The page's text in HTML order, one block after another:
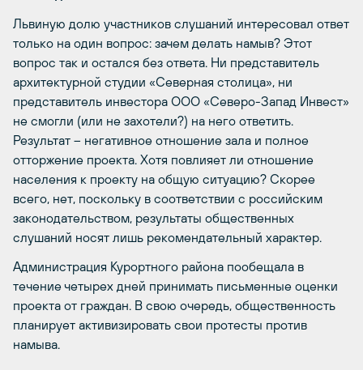
Львиную долю участников слушаний интересовал ответ
только на один вопрос: зачем делать намыв? Этот
вопрос так и остался без ответа. Ни представитель
архитектурной студии «Северная столица», ни
представитель инвестора ООО «Северо-Запад Инвест»
не смогли (или не захотели?) на него ответить.
Результат – негативное отношение зала и полное
отторжение проекта. Хотя повлияет ли отношение
населения к проекту на общую ситуацию? Скорее
всего, нет, поскольку в соответствии с российским
законодательством, результаты общественных
слушаний носят лишь рекомендательный характер.
Администрация Курортного района пообещала в
течение четырех дней принимать письменные оценки
проекта от граждан. В свою очередь, общественность
планирует активизировать свои протесты против
намыва.